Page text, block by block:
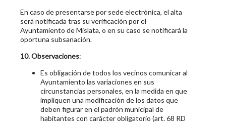
En caso de presentarse por sede electrónica, el alta
será notificada tras su verificación por el
Ayuntamiento de Mislata, o en su caso se notificará la
oportuna subsanación.
10. Observaciones:
Es obligación de todos los vecinos comunicar al
Ayuntamiento las variaciones en sus
circunstancias personales, en la medida en que
impliquen una modificación de los datos que
deben figurar en el padrón municipal de
habitantes con carácter obligatorio (art. 68 RD